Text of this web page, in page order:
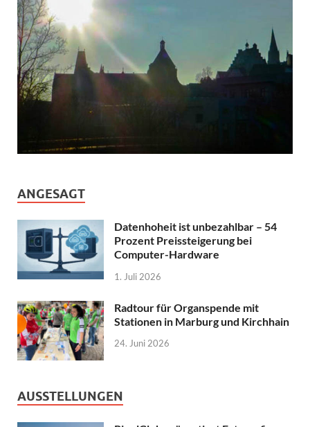
ANGESAGT
Datenhoheit ist unbezahlbar – 54
Prozent Preissteigerung bei
Computer-Hardware
1. Juli 2026
Radtour für Organspende mit
Stationen in Marburg und Kirchhain
24. Juni 2026
AUSSTELLUNGEN